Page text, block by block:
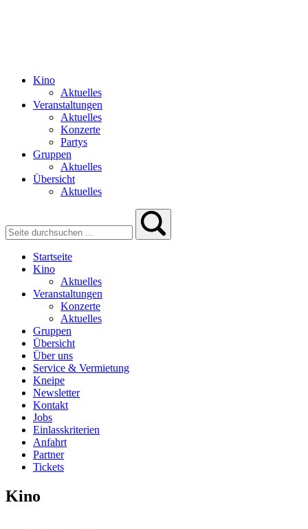
Kino
Aktuelles
Veranstaltungen
Aktuelles
Konzerte
Partys
Gruppen
Aktuelles
Übersicht
Aktuelles
Startseite
Kino
Aktuelles
Veranstaltungen
Konzerte
Aktuelles
Gruppen
Übersicht
Über uns
Service & Vermietung
Kneipe
Newsletter
Kontakt
Jobs
Einlasskriterien
Anfahrt
Partner
Tickets
Kino